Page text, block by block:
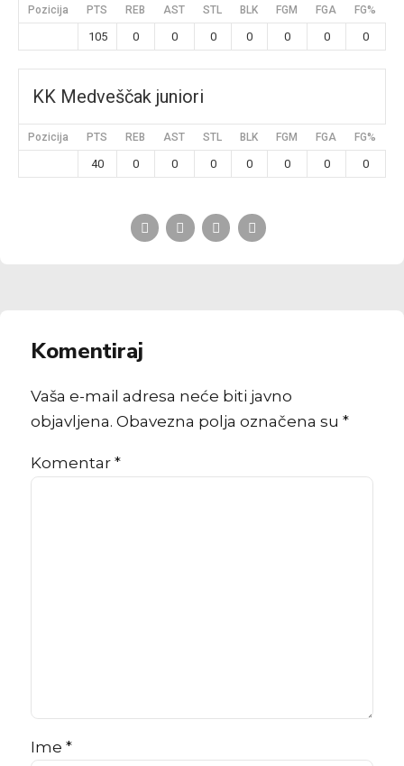
Pozicija PTS REB AST STL BLK FGM FGA FG%
105 0 0 0 0 0 0 0
KK Medveščak juniori
Pozicija PTS REB AST STL BLK FGM FGA FG%
40 0 0 0 0 0 0 0
Komentiraj
Vaša e-mail adresa neće biti javno
objavljena. Obavezna polja označena su *
Komentar *
Ime *